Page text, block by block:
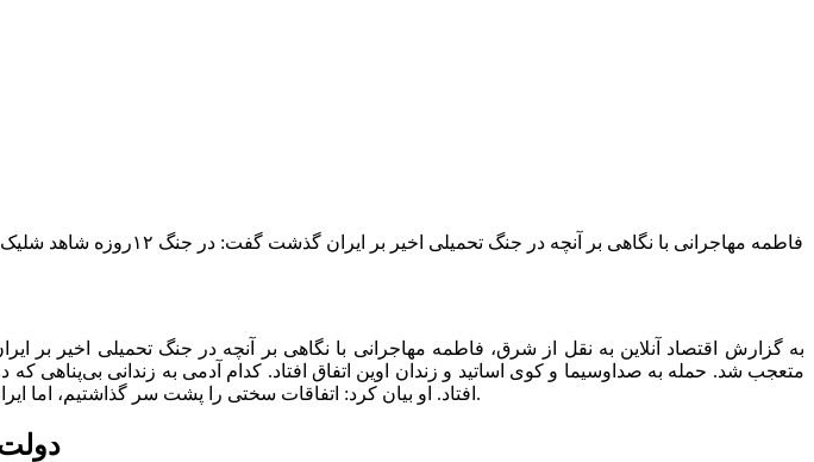
فاطمه مهاجرانی با نگاهی
متعجب شد. حمله به صداوسیما و کوی اساتید و زندان اوین اتفاق افتاد. کدام آدمی به زندانی بی‌پناهی
افتاد. او بیان کرد: اتفاقات سختی را پشت سر گذاشتیم، اما ایران پر از حسین و علی و سیاوش‌ها و اسفندیارهاست. این کشور هر بار قوی‌تر از قبل قد علم کرده است.